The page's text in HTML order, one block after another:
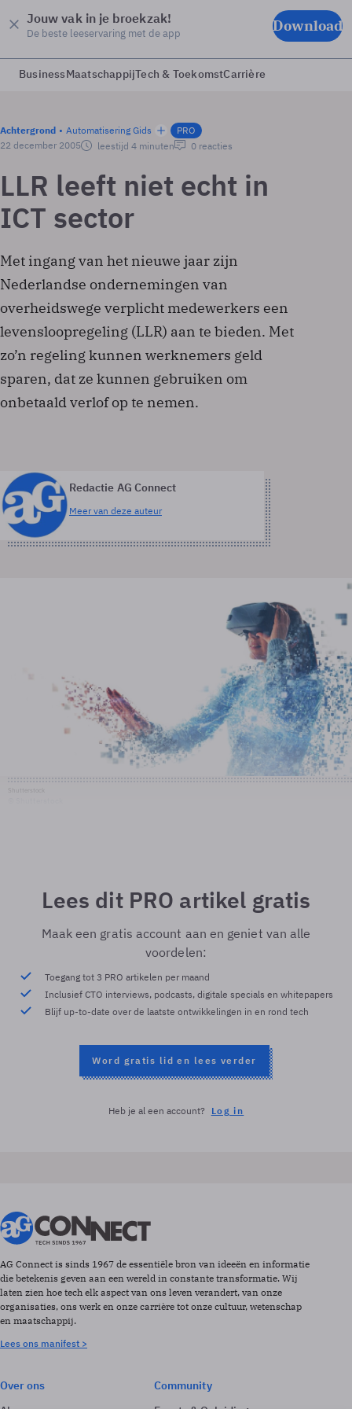
Jouw vak in je broekzak!
De beste leeservaring met de app Download
BusinessMaatschappijTech & ToekomstCarrière
Achtergrond Automatisering Gids
PRO
22 december 2005
leestijd 4 minuten 0 reacties
LLR leeft niet echt in
ICT sector
Met ingang van het nieuwe jaar zijn
Nederlandse ondernemingen van
overheidswege verplicht medewerkers een
levensloopregeling (LLR) aan te bieden. Met
zo’n regeling kunnen werknemers geld
sparen, dat ze kunnen gebruiken om
onbetaald verlof op te nemen.
Redactie AG Connect
Meer van deze auteur
Lees dit PRO artikel gratis
Maak een gratis account aan en geniet van alle
voordelen:
Toegang tot 3 PRO artikelen per maand
Inclusief CTO interviews, podcasts, digitale specials en whitepapers
Blijf up-to-date over de laatste ontwikkelingen in en rond tech
Word gratis lid en lees verder
Heb je al een account? Log in
AG Connect is sinds 1967 de essentiële bron van ideeën en informatie
die betekenis geven aan een wereld in constante transformatie. Wij
laten zien hoe tech elk aspect van ons leven verandert, van onze
organisaties, ons werk en onze carrière tot onze cultuur, wetenschap
en maatschappij.
Lees ons manifest >
Over ons
Community